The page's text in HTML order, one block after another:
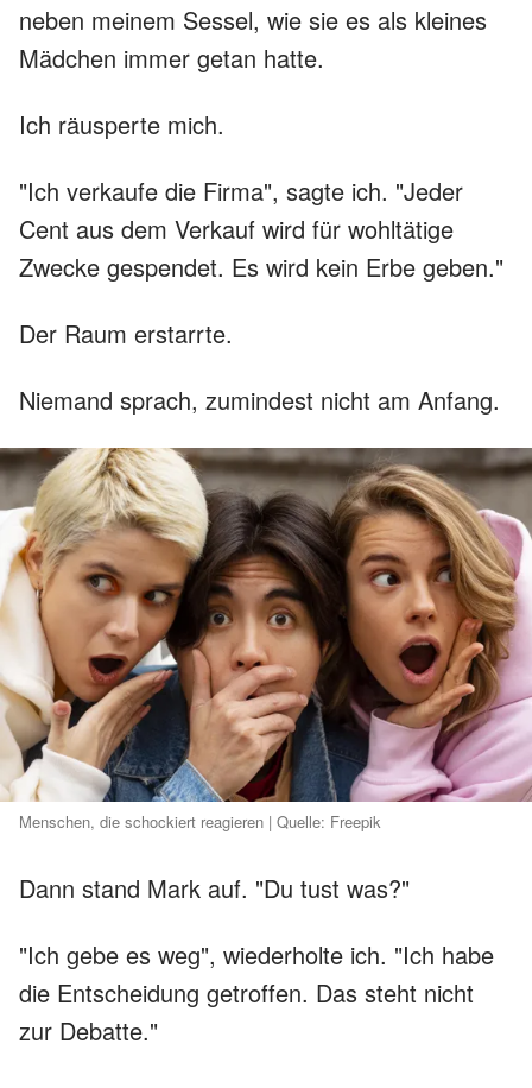
neben meinem Sessel, wie sie es als kleines
Mädchen immer getan hatte.
Ich räusperte mich.
"Ich verkaufe die Firma", sagte ich. "Jeder
Cent aus dem Verkauf wird für wohltätige
Zwecke gespendet. Es wird kein Erbe geben."
Der Raum erstarrte.
Niemand sprach, zumindest nicht am Anfang.
Menschen, die schockiert reagieren | Quelle: Freepik
Dann stand Mark auf. "Du tust was?"
"Ich gebe es weg", wiederholte ich. "Ich habe
die Entscheidung getroffen. Das steht nicht
zur Debatte."